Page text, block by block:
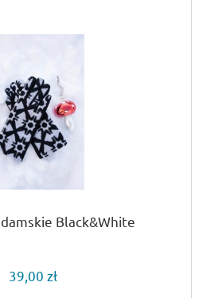
Black&White
39,00 zł